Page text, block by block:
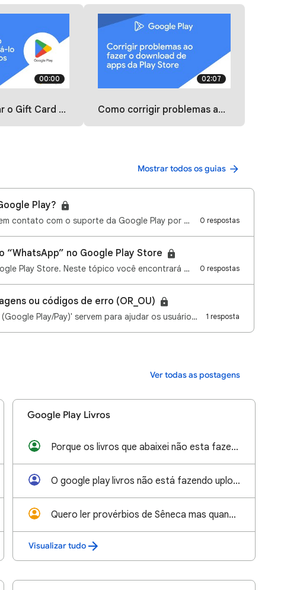
00:00
lo para instalar jogos
02:07
Como corrigir problemas ao fazer o download de apps da Play Store
Mostrar todos os guias
Play?
Olá pessoal, tudo bem? Às vezes, é preciso entrar em contato com o suporte da Google Play por proble… 0 respostas
“WhatsApp” no Google Play Store
Olá pessoal! Bem-vindo a comunidade de ajuda Google Play Store. Neste tópico você encontrará algumas… 0 respostas
ou códigos de erro (OR_OU)
Play/Pay)' servem para ajudar os usuário… 1 resposta
Ver todas as postagens
Google Play Livros
Porque os livros que abaixei não esta fazendo upload?
O google play livros não está fazendo upload dos arquivos e nem fazendo download
Quero ler provérbios de Sêneca mas quando clico para ler fala que ta indisponível, n da pra lê
Visualizar tudo